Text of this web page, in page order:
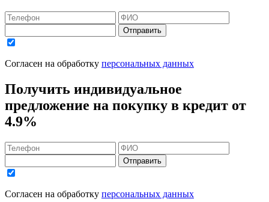
Отправить
Согласен на обработку персональных данных
Получить индивидуальное
предложение на покупку в кредит от
4.9%
Отправить
Согласен на обработку персональных данных